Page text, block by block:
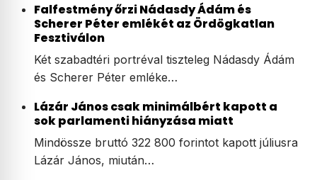
Falfestmény őrzi Nádasdy Ádám és
Scherer Péter emlékét az Ördögkatlan
Fesztiválon
Két szabadtéri portréval tiszteleg Nádasdy Ádám
és Scherer Péter emléke…
Lázár János csak minimálbért kapott a
sok parlamenti hiányzása miatt
Mindössze bruttó 322 800 forintot kapott júliusra
Lázár János, miután…